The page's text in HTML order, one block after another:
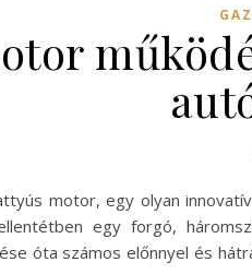
motor, egy olyan
egy forgó,
óta számos előnnyel és